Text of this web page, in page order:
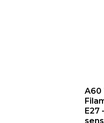
A60
E27